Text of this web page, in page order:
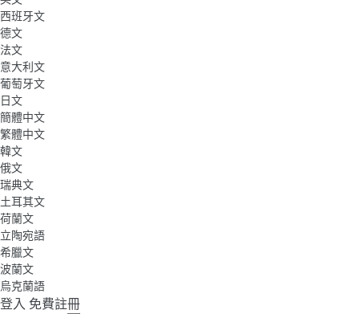
西班牙文
德文
法文
意大利文
葡萄牙文
日文
簡體中文
繁體中文
韓文
俄文
瑞典文
土耳其文
荷蘭文
立陶宛語
希臘文
波蘭文
烏克蘭語
登入 免費註冊